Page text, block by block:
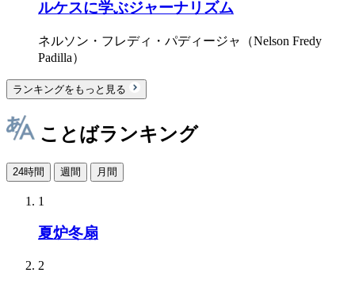
ルケスに学ぶジャーナリズム
ネルソン・フレディ・パディージャ（Nelson Fredy
Padilla）
ランキングをもっと見る
ことばランキング
24時間 週間 月間
1
夏炉冬扇
2